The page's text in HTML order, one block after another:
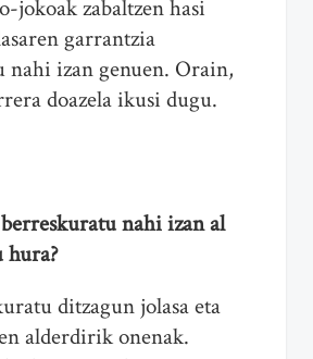
jokoak zabaltzen hasi
garrantzia
nahi izan genuen. Orain,
doazela ikusi dugu.
nahi izan al
hura?
ditzagun jolasa eta
alderdirik onenak.